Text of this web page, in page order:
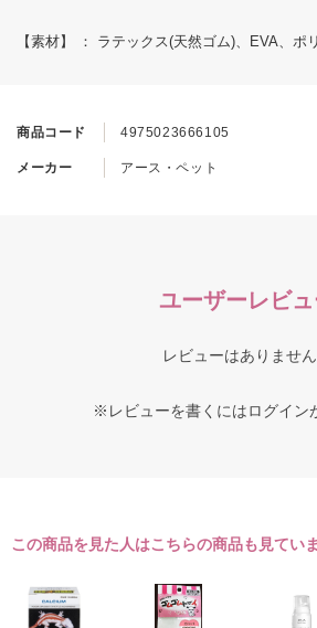
商品コード 4975023666105
メーカー アース・ペット
【素材】 ： ラテックス(天然ゴム)、EVA、ポ
ユーザーレビ
レビューはありません
※レビューを書くにはログイン
この商品を見た人はこちらの商品も見てい